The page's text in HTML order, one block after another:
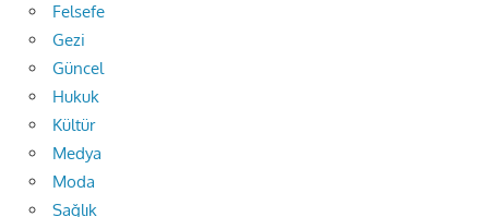
Felsefe
Gezi
Güncel
Hukuk
Kültür
Medya
Moda
Sağlık